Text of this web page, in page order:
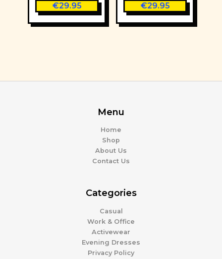
€29.95
€29.95
Menu
Home
Shop
About Us
Contact Us
Categories
Casual
Work & Office
Activewear
Evening Dresses
Privacy Policy